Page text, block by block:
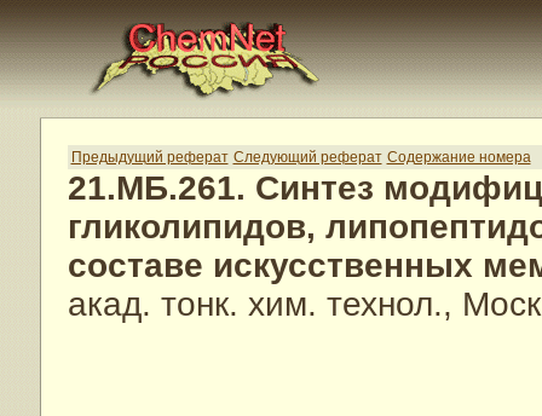
Предыдущий реферат Следующий реферат Содержание номера
21.МБ.261. Синтез
гликолипидов,
составе искусственных
акад. тонк. хим. технол.,